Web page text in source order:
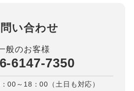
い合わせ
般のお客様
6147-7350
00～18：00（土日も対応）